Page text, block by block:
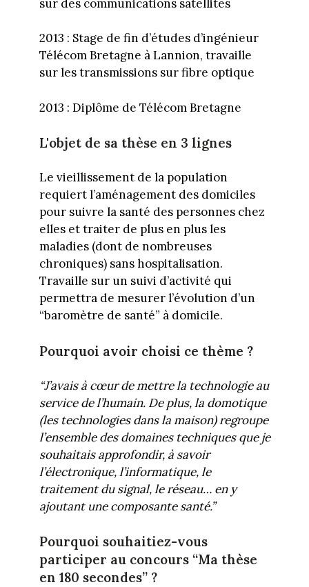
sur des communications satellites
2013 : Stage de fin d’études d’ingénieur
Télécom Bretagne à Lannion, travaille
sur les transmissions sur fibre optique
2013 : Diplôme de Télécom Bretagne
L'objet de sa thèse en 3 lignes
Le vieillissement de la population
requiert l’aménagement des domiciles
pour suivre la santé des personnes chez
elles et traiter de plus en plus les
maladies (dont de nombreuses
chroniques) sans hospitalisation.
Travaille sur un suivi d’activité qui
permettra de mesurer l’évolution d’un
“baromètre de santé” à domicile.
Pourquoi avoir choisi ce thème ?
“J’avais à cœur de mettre la technologie au
service de l’humain. De plus, la domotique
(les technologies dans la maison) regroupe
l’ensemble des domaines techniques que je
souhaitais approfondir, à savoir
l’électronique, l’informatique, le
traitement du signal, le réseau… en y
ajoutant une composante santé.”
Pourquoi souhaitiez-vous
participer au concours “Ma thèse
en 180 secondes” ?